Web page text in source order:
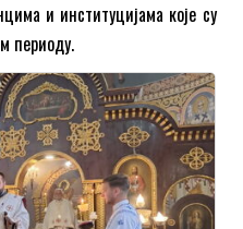
и институцијама које су
периоду.